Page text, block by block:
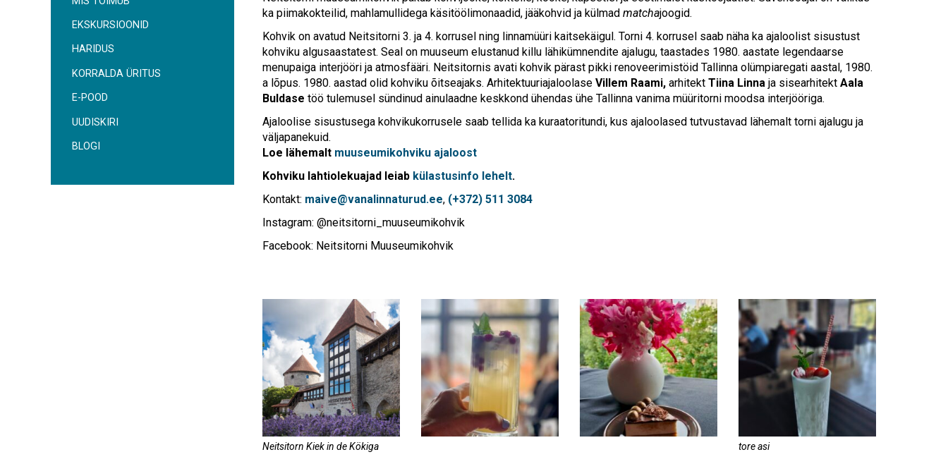
users
use
touch
gestures.
EKSKURSIOONID
HARIDUS
KORRALDA ÜRITUS
E-POOD
UUDISKIRI
BLOGI
ka piimakokteilid, mahlamullidega käsitöölimonaadid, jääkohvid ja külmad matchajoogid.
Kohvik on avatud Neitsitorni 3. ja 4. korrusel ning linnamüüri kaitsekäigul. Torni 4. korrusel saab näha ka ajaloolist sisustust
kohviku algusaastatest. Seal on muuseum elustanud killu lähikümnendite ajalugu, taastades 1980. aastate legendaarse
menupaiga interjööri ja atmosfääri. Neitsitornis avati kohvik pärast pikki renoveerimistöid Tallinna olümpiaregati aastal, 1980.
a lõpus. 1980. aastad olid kohviku õitseajaks. Arhitektuuriajaloolase Villem Raami, arhitekt Tiina Linna ja sisearhitekt Aala
Buldase töö tulemusel sündinud ainulaadne keskkond ühendas ühe Tallinna vanima müüritorni moodsa interjööriga.
Ajaloolise sisustusega kohvikukorrusele saab tellida ka kuraatoritundi, kus ajaloolased tutvustavad lähemalt torni ajalugu ja
väljapanekuid.
Loe lähemalt muuseumikohviku ajaloost
Kohviku lahtiolekuajad leiab külastusinfo lehelt.
Kontakt: maive@vanalinnaturud.ee, (+372) 511 3084
Instagram: @neitsitorni_muuseumikohvik
Facebook: Neitsitorni Muuseumikohvik
Neitsitorn Kiek in de Kökiga tore asi